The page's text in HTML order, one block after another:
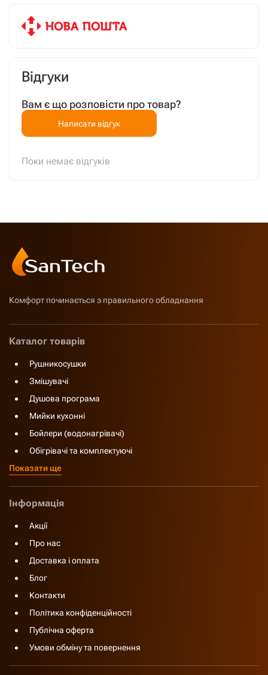
Відгуки
Вам є що розповісти про товар?
Написати відгук
Поки немає відгуків
Комфорт починається з правильного обладнання
Каталог товарів
Рушникосушки
Змішувачі
Душова програма
Мийки кухонні
Бойлери (водонагрівачі)
Обігрівачі та комплектуючі
Показати ще
Інформація
Акції
Про нас
Доставка і оплата
Блог
Контакти
Політика конфіденційності
Публічна оферта
Умови обміну та повернення